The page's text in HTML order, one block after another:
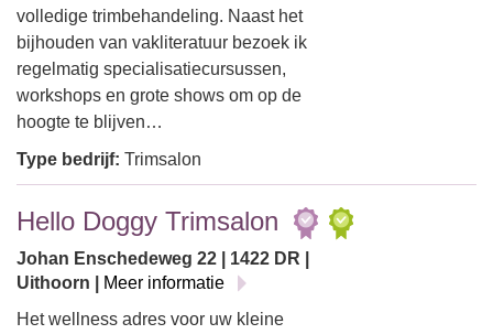
volledige trimbehandeling. Naast het
bijhouden van vakliteratuur bezoek ik
regelmatig specialisatiecursussen,
workshops en grote shows om op de
hoogte te blijven…
Type bedrijf: Trimsalon
Hello Doggy Trimsalon
Johan Enschedeweg 22 | 1422 DR |
Uithoorn |
Meer informatie
Het wellness adres voor uw kleine